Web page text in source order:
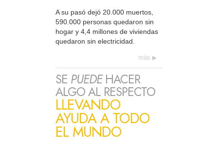
A su pasó dejó 20.000 muertos,
590.000 personas quedaron sin
hogar y 4,4 millones de viviendas
quedaron sin electricidad.
más
SE PUEDEHACER
ALGO AL RESPECTO
LLEVANDO
AYUDA A TODO
EL MUNDO